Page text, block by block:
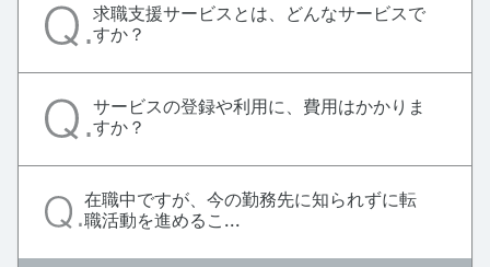
求職支援サービスとは、どんなサービスで
すか？
サービスの登録や利用に、費用はかかりま
すか？
在職中ですが、今の勤務先に知られずに転
職活動を進めるこ...